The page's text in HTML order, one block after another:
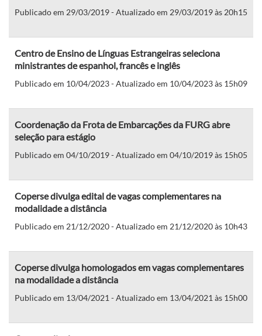
Publicado em 29/03/2019 - Atualizado em 29/03/2019 às 20h15
Centro de Ensino de Línguas Estrangeiras seleciona
ministrantes de espanhol, francês e inglês
Publicado em 10/04/2023 - Atualizado em 10/04/2023 às 15h09
Coordenação da Frota de Embarcações da FURG abre
seleção para estágio
Publicado em 04/10/2019 - Atualizado em 04/10/2019 às 15h05
Coperse divulga edital de vagas complementares na
modalidade a distância
Publicado em 21/12/2020 - Atualizado em 21/12/2020 às 10h43
Coperse divulga homologados em vagas complementares
na modalidade a distância
Publicado em 13/04/2021 - Atualizado em 13/04/2021 às 15h00